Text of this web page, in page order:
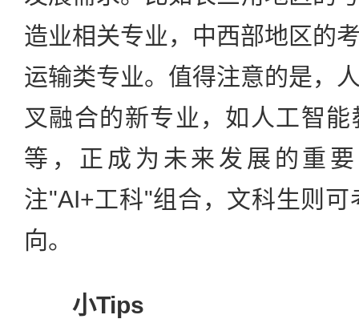
造业相关专业，中西部地区的
运输类专业。值得注意的是，
叉融合的新专业，如人工智
等，正成为未来发展的重
注"AI+工科"组合，文科生则
向。
小Tips